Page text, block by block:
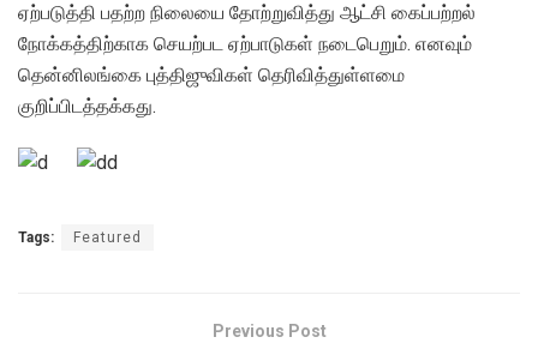
ஏற்படுத்தி பதற்ற நிலையை தோற்றுவித்து ஆட்சி கைப்பற்றல்
நோக்கத்திற்காக செயற்பட ஏற்பாடுகள் நடைபெறும். எனவும்
தென்னிலங்கை புத்திஜுவிகள் தெரிவித்துள்ளமை
குறிப்பிடத்தக்கது.
Tags: Featured
Previous Post